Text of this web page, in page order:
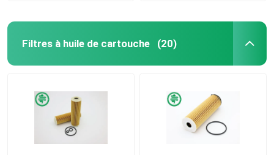
Filtres à huile de cartouche (20)